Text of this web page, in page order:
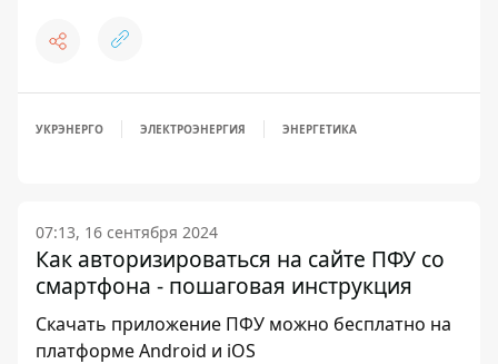
УКРЭНЕРГО ЭЛЕКТРОЭНЕРГИЯ ЭНЕРГЕТИКА
07:13, 16 сентября 2024
Как авторизироваться на сайте ПФУ со
смартфона - пошаговая инструкция
Скачать приложение ПФУ можно бесплатно на
платформе Android и iOS